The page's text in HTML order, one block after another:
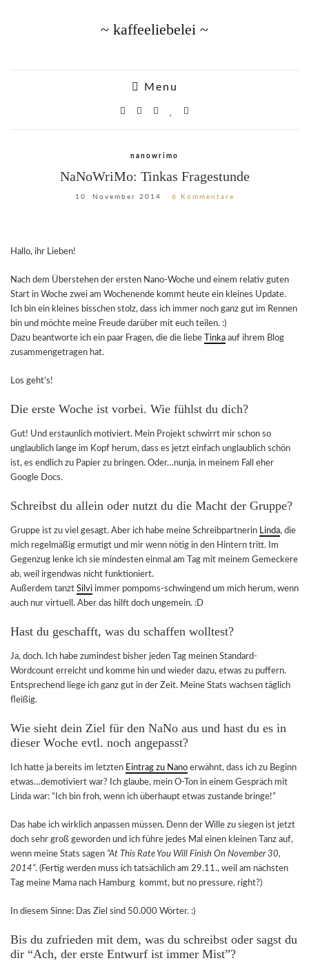
~ kaffeeliebelei ~
Menu
nanowrimo
NaNoWriMo: Tinkas Fragestunde
10. November 2014 6 Kommentare
Hallo, ihr Lieben!
Nach dem Überstehen der ersten Nano-Woche und einem relativ guten
Start in Woche zwei am Wochenende kommt heute ein kleines Update.
Ich bin ein kleines bisschen stolz, dass ich immer noch ganz gut im Rennen
bin und möchte meine Freude darüber mit euch teilen. :)
Dazu beantworte ich ein paar Fragen, die die liebe
Tinka auf ihrem Blog
zusammengetragen hat.
Los geht’s!
Die erste Woche ist vorbei. Wie fühlst du dich?
Gut! Und erstaunlich motiviert. Mein Projekt schwirrt mir schon so
unglaublich lange im Kopf herum, dass es jetzt einfach unglaublich schön
ist, es endlich zu Papier zu bringen. Oder…nunja, in meinem Fall eher
Google Docs.
Schreibst du allein oder nutzt du die Macht der Gruppe?
Gruppe ist zu viel gesagt. Aber ich habe meine Schreibpartnerin Linda, die
mich regelmäßig ermutigt und mir wenn nötig in den Hintern tritt. Im
Gegenzug lenke ich sie mindesten einmal am Tag mit meinem Gemeckere
ab, weil irgendwas nicht funktioniert.
Außerdem tanzt Silvi immer pompoms-schwingend um mich herum, wenn
auch nur virtuell. Aber das hilft doch ungemein. :D
Hast du geschafft, was du schaffen wolltest?
Ja, doch. Ich habe zumindest bisher jeden Tag meinen Standard-
Wordcount erreicht und komme hin und wieder dazu, etwas zu puffern.
Entsprechend liege ich ganz gut in der Zeit. Meine Stats wachsen täglich
fleißig.
Wie sieht dein Ziel für den NaNo aus und hast du es in
dieser Woche evtl. noch angepasst?
Ich hatte ja bereits im letzten Eintrag zu Nano erwähnt, dass ich zu Beginn
etwas…demotiviert war? Ich glaube, mein O-Ton in einem Gespräch mit
Linda war: “Ich bin froh, wenn ich überhaupt etwas zustande bringe!”
Das habe ich wirklich anpassen müssen. Denn der Wille zu siegen ist jetzt
doch sehr groß geworden und ich führe jedes Mal einen kleinen Tanz auf,
wenn meine Stats sagen “At This Rate You Will Finish On November 30,
2014”. (Fertig werden muss ich tatsächlich am 29.11., weil am nächsten
Tag meine Mama nach Hamburg kommt, but no pressure, right?)
In diesem Sinne: Das Ziel sind 50.000 Wörter. :)
Bis du zufrieden mit dem, was du schreibst oder sagst du
dir “Ach, der erste Entwurf ist immer Mist”?